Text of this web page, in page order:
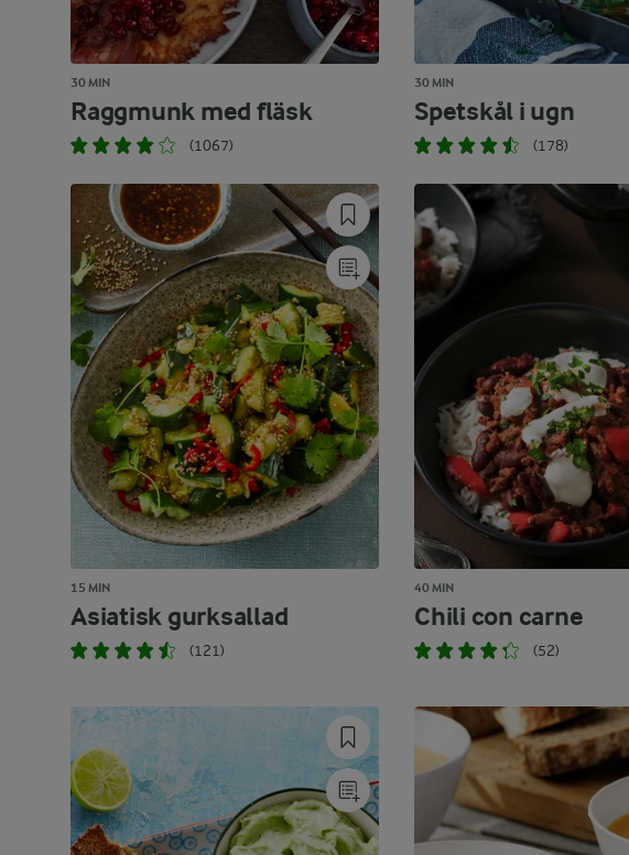
30 MIN
Raggmunk med fläsk
(1067)
30 MIN
Spetskål i ugn
(178)
15 MIN
Asiatisk gurksallad
(121)
40 MIN
Chili con carne
(52)